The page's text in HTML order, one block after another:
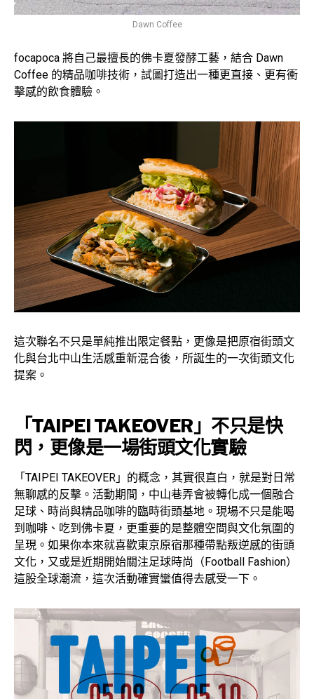
Dawn Coffee
focapoca 將自己最擅長的佛卡夏發酵工藝，結合 Dawn
Coffee 的精品咖啡技術，試圖打造出一種更直接、更有衝
擊感的飲食體驗。
這次聯名不只是單純推出限定餐點，更像是把原宿街頭文
化與台北中山生活感重新混合後，所誕生的一次街頭文化
提案。
「TAIPEI TAKEOVER」不只是快
閃，更像是一場街頭文化實驗
「TAIPEI TAKEOVER」的概念，其實很直白，就是對日常
無聊感的反擊。活動期間，中山巷弄會被轉化成一個融合
足球、時尚與精品咖啡的臨時街頭基地。現場不只是能喝
到咖啡、吃到佛卡夏，更重要的是整體空間與文化氛圍的
呈現。如果你本來就喜歡東京原宿那種帶點叛逆感的街頭
文化，又或是近期開始關注足球時尚（Football Fashion）
這股全球潮流，這次活動確實蠻值得去感受一下。